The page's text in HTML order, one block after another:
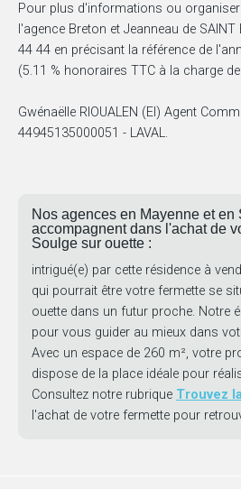
Pour plus d'informations ou
l'agence Breton et Jeanneau de
44 44 en précisant la référence de
(5.11 % honoraires TTC à la charge
Gwénaëlle RIOUALEN (EI) Agent
44945135000051 - LAVAL.
Nos agences en Mayenne et en
accompagnent dans l'achat de
Soulge sur ouette :
intrigué(e) par cette résidence à
qui pourrait être votre fermette se
ouette dans un futur proche. Notre
pour vous guider au mieux dans
Avec un espace de 260 m², votre
dispose de la place idéale pour
Consultez notre rubrique Trouvez
l'achat de votre fermette pour